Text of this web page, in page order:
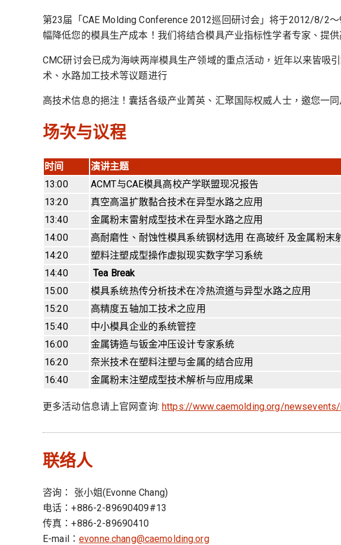
第23届「CAE Molding Conference 2012巡回研讨会」将于2012/8/2
幅降低您的模具生产成本！我们将结合模具产业指标性学者专家、提
CMC研讨会已成为海峡两岸模具生产领域的重点活动，近年以来皆吸
术、水路加工技术等议题进行
高技术信息的挹注！囊括各级产业菁英、汇聚国际权威人士，邀您一
场次与议程
时间 演讲主题
13:00
ACMT与CAE模具高校产学联盟现况报告
13:20
真空高温扩散黏合技术在异型水路之应用
13:40
金属粉末雷射成型技术在异型水路之应用
14:00
高耐磨性、耐蚀性模具系统钢材选用 在高玻纤 及金属粉末
14:20
塑料注塑成型操作虚拟现实数字学习系统
14:40
Tea Break
15:00
模具系统热传分析技术在冷热流道与异型水路之应用
15:20
高精度五轴加工技术之应用
15:40
中小模具企业的系统管控
16:00
金属铸造与钣金冲压设计专家系统
16:20
奈米技术在塑料注塑与金属的结合应用
16:40
金属粉末注塑成型技术解析与应用成果
更多活动信息请上官网查询: https://www.caemolding.org/
联络人
咨询： 张小姐(Evonne Chang)
电话：+886-2-89690409#13
传真：+886-2-89690410
E-mail： evonne.chang@caemolding.org